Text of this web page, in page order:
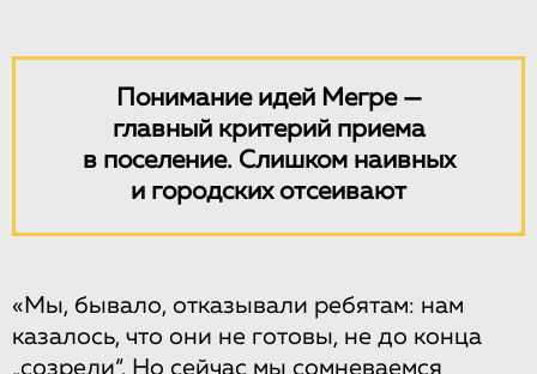
Понимание идей Мегре —
главный критерий приема
в поселение. Слишком наивных
и городских отсеивают
«Мы, бывало, отказывали ребятам: нам
казалось, что они не готовы, не до конца
„созрели“. Но сейчас мы сомневаемся